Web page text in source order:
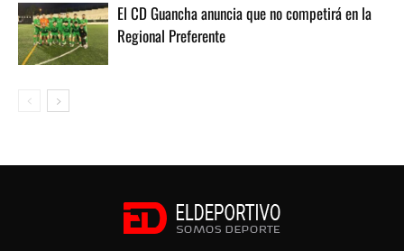
El CD Guancha anuncia que no competirá en la
Regional Preferente